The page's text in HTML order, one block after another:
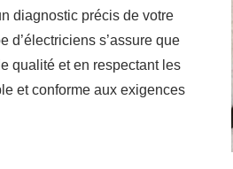
diagnostic précis de votre
d’électriciens s’assure que
qualité et en respectant les
et conforme aux exigences